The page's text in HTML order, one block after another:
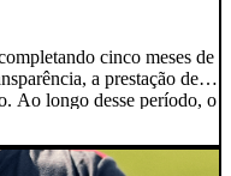
cinco meses de
a prestação de
Ao longo desse período, o
avanços,
diante de um […]